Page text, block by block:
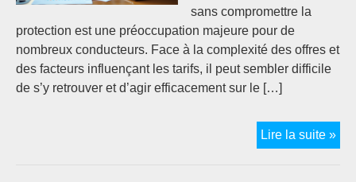
sans compromettre la
protection est une préoccupation majeure pour de
nombreux conducteurs. Face à la complexité des offres et
des facteurs influençant les tarifs, il peut sembler difficile
de s’y retrouver et d’agir efficacement sur le […]
Lire la suite »Les